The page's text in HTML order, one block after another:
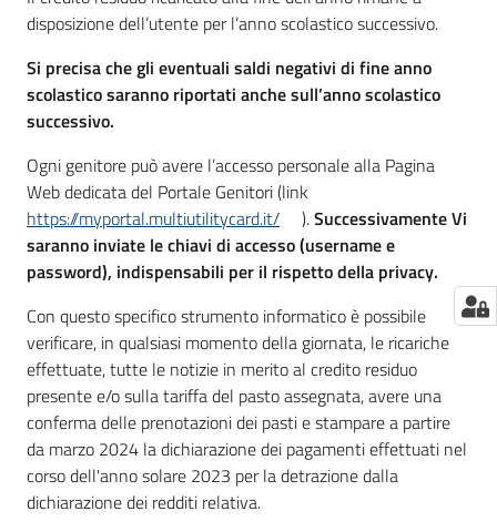
disposizione dell’utente per l’anno scolastico successivo.
Si precisa che gli eventuali saldi negativi di fine anno
scolastico saranno riportati anche sull’anno scolastico
successivo.
Ogni genitore può avere l’accesso personale alla Pagina
Web dedicata del Portale Genitori (link
https://myportal.multiutilitycard.it/
).Successivamente Vi
saranno inviate le chiavi di accesso (username e
password), indispensabili per il rispetto della privacy.
Con questo specifico strumento informatico è possibile
verificare, in qualsiasi momento della giornata, le ricariche
effettuate, tutte le notizie in merito al credito residuo
presente e/o sulla tariffa del pasto assegnata, avere una
conferma delle prenotazioni dei pasti e stampare a partire
da marzo 2024 la dichiarazione dei pagamenti effettuati nel
corso dell'anno solare 2023 per la detrazione dalla
dichiarazione dei redditi relativa.